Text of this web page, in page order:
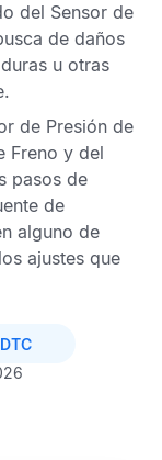
del Sensor de
de daños
u otras
de Presión de
Freno y del
pasos de
de
alguno de
ajustes que